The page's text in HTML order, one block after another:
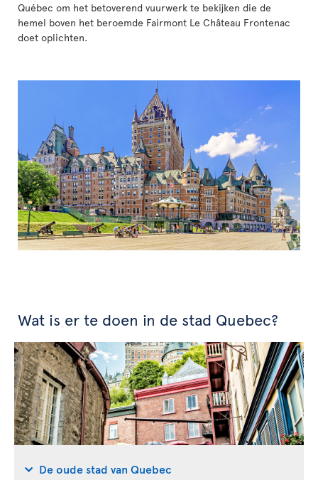
Québec om het betoverend vuurwerk te bekijken die de
hemel boven het beroemde Fairmont Le Château Frontenac
doet oplichten.
Wat is er te doen in de stad Quebec?
De oude stad van Quebec